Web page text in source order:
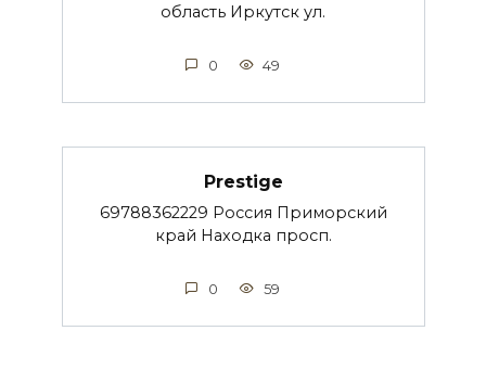
область Иркутск ул.
0 49
Prestige
69788362229 Россия Приморский
край Находка просп.
0 59